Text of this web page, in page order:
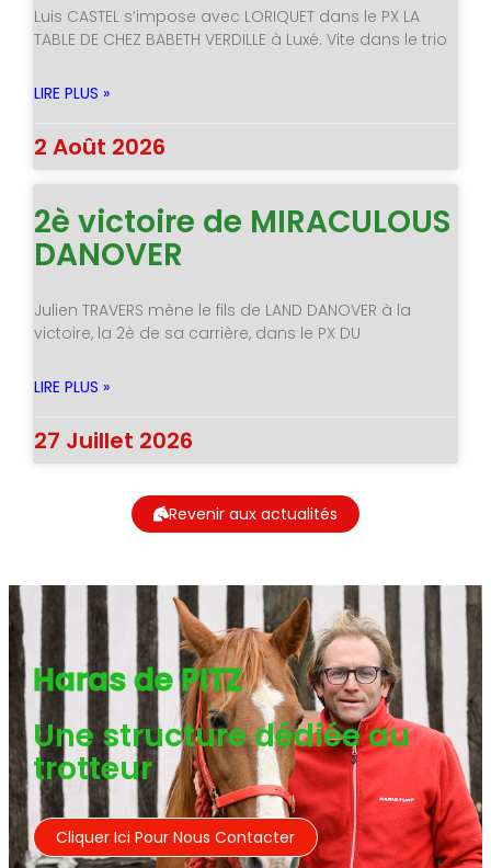
Luis CASTEL s’impose avec LORIQUET dans le PX LA
TABLE DE CHEZ BABETH VERDILLE à Luxé. Vite dans le trio
LIRE PLUS »
2 Août 2026
2è victoire de MIRACULOUS
DANOVER
Julien TRAVERS mène le fils de LAND DANOVER à la
victoire, la 2è de sa carrière, dans le PX DU
LIRE PLUS »
27 Juillet 2026
Revenir aux actualités
Haras de PITZ
Une structure dédiée au
trotteur
Cliquer Ici Pour Nous Contacter